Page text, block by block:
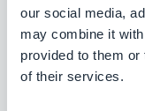
our social media,
may combine it
provided to them
of their services.